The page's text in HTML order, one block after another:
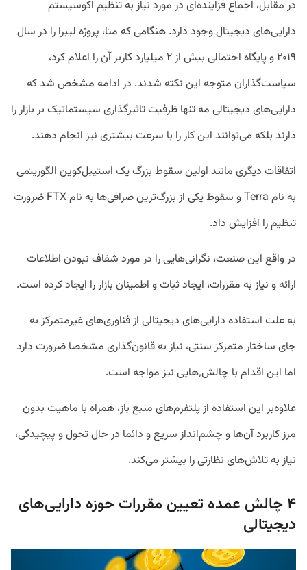
در مقابل، اجماع فزاینده‌ای در مورد نیاز به تنظیم اکوسیستم
دارایی‌های دیجیتال وجود دارد. هنگامی که متا، پروژه لیبرا را در سال
۲۰۱۹ و پایگاه احتمالی بیش از ۲ میلیارد کاربر آن را اعلام کرد،
سیاست‌گذاران متوجه این نکته شدند. در ادامه مشخص شد که
دارایی‌های دیجیتالی مه تنها ظرفیت تاثیرگذاری سیستماتیک بر بازار را
دارند بلکه می‌توانند این کار را با سرعت بیشتری نیز انجام دهند.
اتفاقات دیگری مانند اولین سقوط بزرگ یک استیبل‌کوین الگوریتمی
به نام Terra و سقوط یکی از بزرگ‌ترین صرافی‌ها به نام FTX ضرورت
تنظیم را افزایش داد.
در واقع این صنعت، نگرانی‌هایی را در مورد شفاف نبودن اطلاعات
ارائه و نیاز به مقررات، ایجاد ثبات و اطمینان بازار را ایجاد کرده است.
به علت استفاده دارایی‌های دیجیتالی از فناوری‌های غیرمتمرکز به
جای ساختار متمرکز سنتی، نیاز به قانون‌گذاری مشخصا ضرورت دارد
اما این اقدام با چالش٬هایی نیز مواجه است.
علاوه‌بر این استفاده از پلتفرم‌های منبع باز، همراه با ماهیت بدون
مرز کاربرد آن‌ها و چشم‌انداز سریع و دائما در حال تحول و پیچیدگی،
نیاز به تلاش‌های نظارتی را بیشتر می‌کند.
۴ چالش عمده تعیین مقررات حوزه دارایی‌های
دیجیتالی